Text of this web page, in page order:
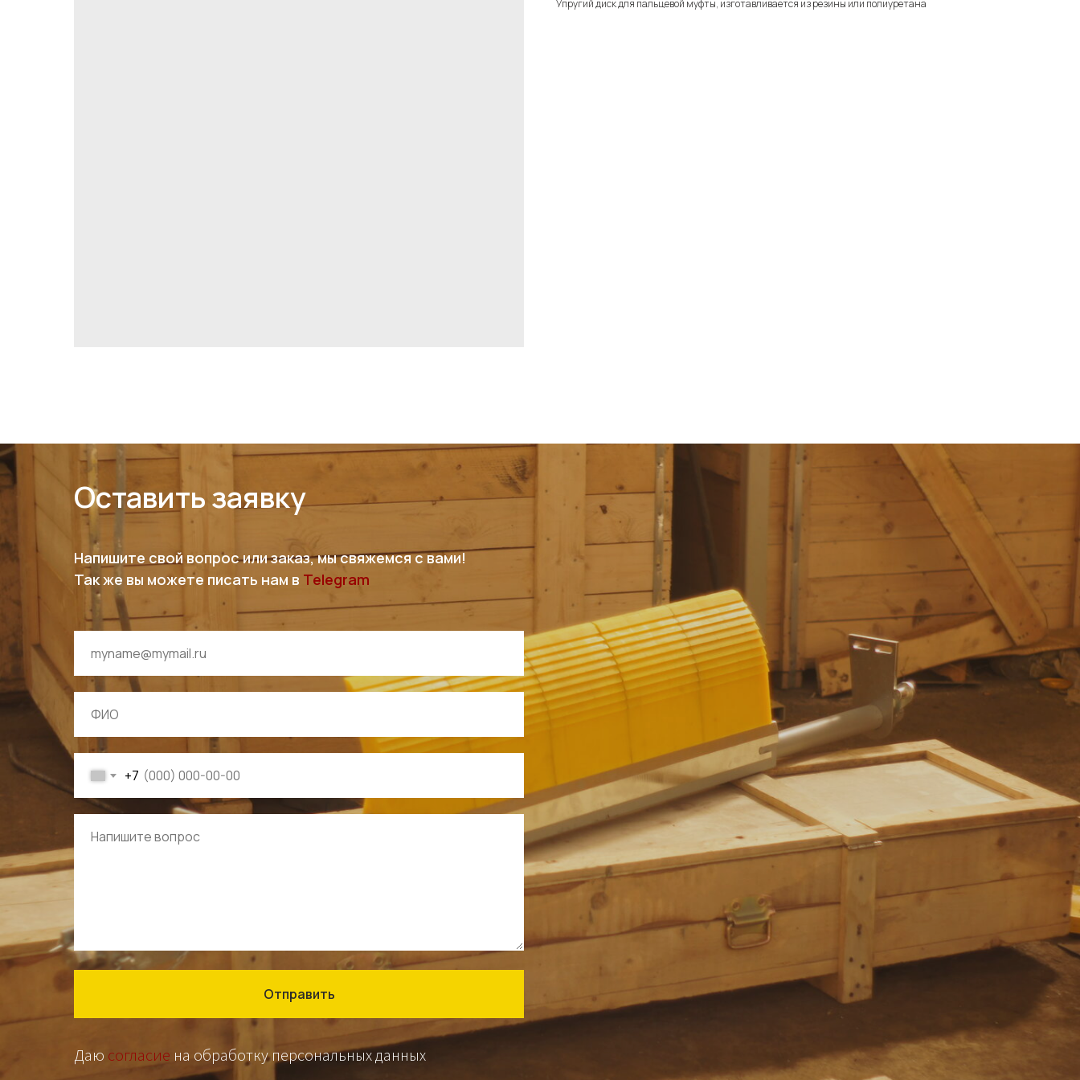
Упругий диск для пальцевой муфты, изготавливается из резины или полиуретана
Оставить заявку
Напишите свой вопрос или заказ, мы свяжемся с вами!
Так же вы можете писать нам в Telegram
+7
Отправить
Даю согласие на обработку персональных данных